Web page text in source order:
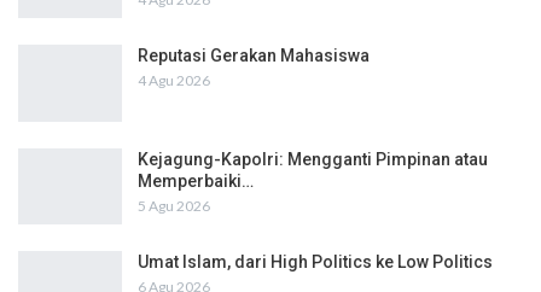
Reputasi Gerakan Mahasiswa
4 Agu 2026
Kejagung-Kapolri: Mengganti Pimpinan atau
Memperbaiki…
5 Agu 2026
Umat Islam, dari High Politics ke Low Politics
6 Agu 2026